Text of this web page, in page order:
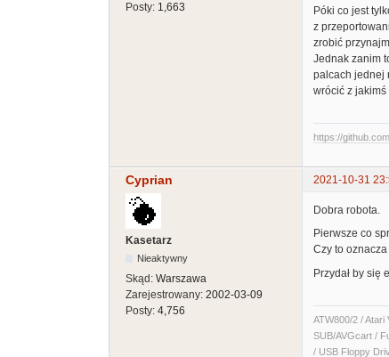
Posty: 1,663
Póki co jest
z
zrobić
Jednak zanim
palcach jednej
wrócić z jakimś
https://
Cyprian 2021-10-31
Kasetarz
Nieaktywny
Skąd: Warszawa
Zarejestrowany: 2002-03-09
Posty: 4,756
Dobra robota.
Pierwsze co
Czy to
Przydał by się
ATW800/2 /
SUB/AVGcart /
/ USB Floppy